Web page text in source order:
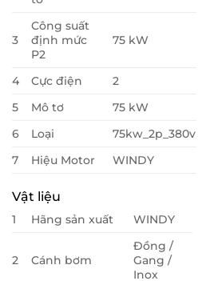
3
Công suất
định mức
P2
75 kW
4 Cực điện
2
5
Mô tơ
75 kW
6
Loại
75kw_2p_380v
7
Hiệu Motor WINDY
Vật liệu
1 Hãng sản xuất WINDY
2 Cánh bơm
Đồng /
Gang /
Inox